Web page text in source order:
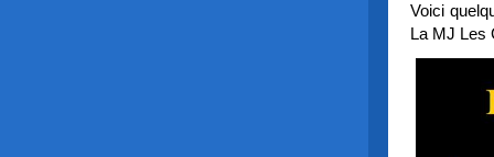
Voici
La MJ Les